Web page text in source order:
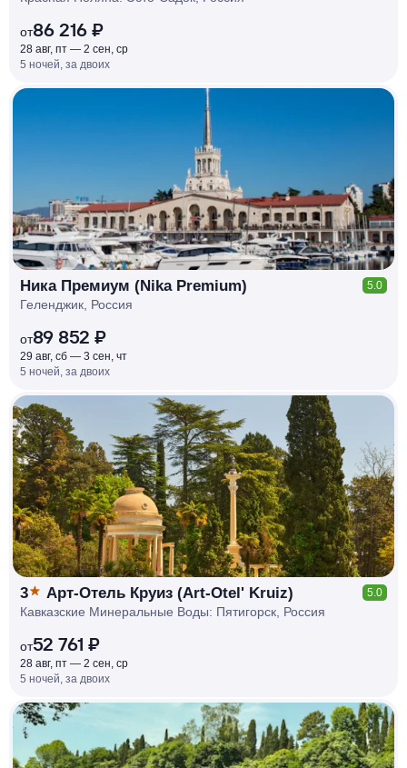
от86 216 ₽
28 авг, пт — 2 сен, ср
5 ночей, за двоих
РУБЛЯ
МИ
Д
О 7
Ника Премиум (Nika Premium) 5.0
Геленджик, Россия
от89 852 ₽
29 авг, сб — 3 сен, чт
5 ночей, за двоих
КЕШБЭК
РУБЛЯ
МИ
Д
О 7
%
3 Арт-Отель Круиз (Art-Otel' Kruiz) 5.0
Кавказские Минеральные Воды: Пятигорск, Россия
от52 761 ₽
28 авг, пт — 2 сен, ср
5 ночей, за двоих
КЕШБЭК
РУБЛЯ
МИ
Д
О 7
%